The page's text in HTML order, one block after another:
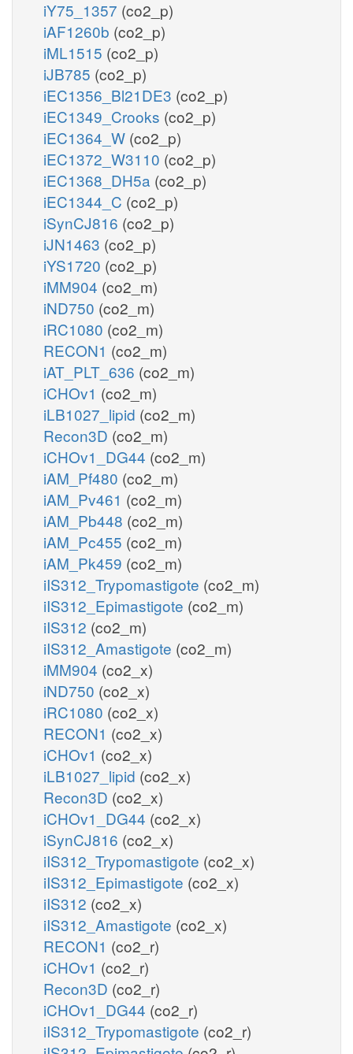
iY75_1357 (co2_p)
iAF1260b (co2_p)
iML1515 (co2_p)
iJB785 (co2_p)
iEC1356_Bl21DE3 (co2_p)
iEC1349_Crooks (co2_p)
iEC1364_W (co2_p)
iEC1372_W3110 (co2_p)
iEC1368_DH5a (co2_p)
iEC1344_C (co2_p)
iSynCJ816 (co2_p)
iJN1463 (co2_p)
iYS1720 (co2_p)
iMM904 (co2_m)
iND750 (co2_m)
iRC1080 (co2_m)
RECON1 (co2_m)
iAT_PLT_636 (co2_m)
iCHOv1 (co2_m)
iLB1027_lipid (co2_m)
Recon3D (co2_m)
iCHOv1_DG44 (co2_m)
iAM_Pf480 (co2_m)
iAM_Pv461 (co2_m)
iAM_Pb448 (co2_m)
iAM_Pc455 (co2_m)
iAM_Pk459 (co2_m)
iIS312_Trypomastigote (co2_m)
iIS312_Epimastigote (co2_m)
iIS312 (co2_m)
iIS312_Amastigote (co2_m)
iMM904 (co2_x)
iND750 (co2_x)
iRC1080 (co2_x)
RECON1 (co2_x)
iCHOv1 (co2_x)
iLB1027_lipid (co2_x)
Recon3D (co2_x)
iCHOv1_DG44 (co2_x)
iSynCJ816 (co2_x)
iIS312_Trypomastigote (co2_x)
iIS312_Epimastigote (co2_x)
iIS312 (co2_x)
iIS312_Amastigote (co2_x)
RECON1 (co2_r)
iCHOv1 (co2_r)
Recon3D (co2_r)
iCHOv1_DG44 (co2_r)
iIS312_Trypomastigote (co2_r)